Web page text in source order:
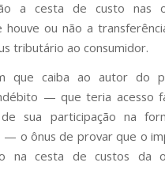
a cesta de custo nas
houve ou não a
tributário ao consumidor.
que caiba ao autor do
— que teria acesso
sua participação na
— o ônus de provar que o
na cesta de custos da